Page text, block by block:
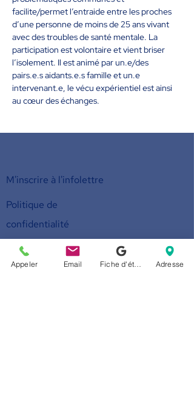
facilite/permet l’entraide entre les proches
d’une personne de moins de 25 ans vivant
avec des troubles de santé mentale. La
participation est volontaire et vient briser
l’isolement. Il est animé par un.e/des
pairs.e.s aidants.e.s famille et un.e
intervenant.e, le vécu expérientiel est ainsi
au cœur des échanges.
M'inscrire à l'infolettre
Politique de
confidentialité
Faites un don
Appeler Email Adresse